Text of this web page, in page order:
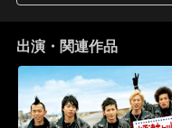
出演・関連作品